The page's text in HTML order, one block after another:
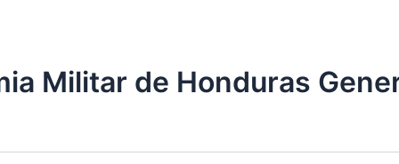
Militar de Honduras